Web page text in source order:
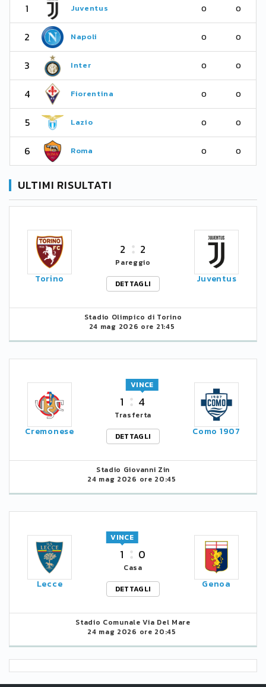
1 Juventus 0 0
2 Napoli 0 0
3 Inter 0 0
4 Fiorentina 0 0
5 Lazio 0 0
6 Roma 0 0
ULTIMI RISULTATI
Torino
2 2
Pareggio
DETTAGLI
Juventus
Stadio Olimpico di Torino
24 mag 2026 ore 21:45
Cremonese
1 4
VINCE
Trasferta
DETTAGLI
Como 1907
Stadio Giovanni Zin
24 mag 2026 ore 20:45
Lecce
1
VINCE
0
Casa
DETTAGLI
Genoa
Stadio Comunale Via Del Mare
24 mag 2026 ore 20:45